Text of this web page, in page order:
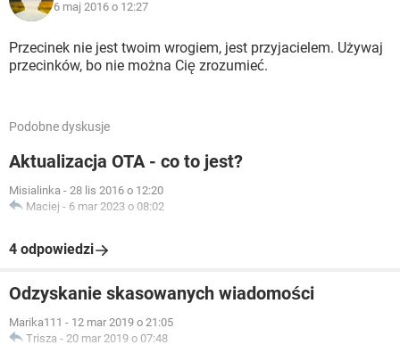
6 maj 2016 o 12:27
Przecinek nie jest twoim wrogiem, jest przyjacielem. Używaj
przecinków, bo nie można Cię zrozumieć.
Podobne dyskusje
Aktualizacja OTA - co to jest?
Misialinka - 28 lis 2016 o 12:20
Maciej - 6 mar 2023 o 08:02
4 odpowiedzi
Odzyskanie skasowanych wiadomości
Marika111 - 12 mar 2019 o 21:05
Trisza - 20 mar 2019 o 07:48